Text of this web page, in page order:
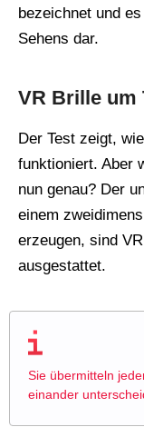
bezeichnet und
Sehens dar.
VR Brille um
Der Test zeigt,
funktioniert. Aber
nun genau? Der
einem
erzeugen, sind
ausgestattet.
Sie übermitteln
einander